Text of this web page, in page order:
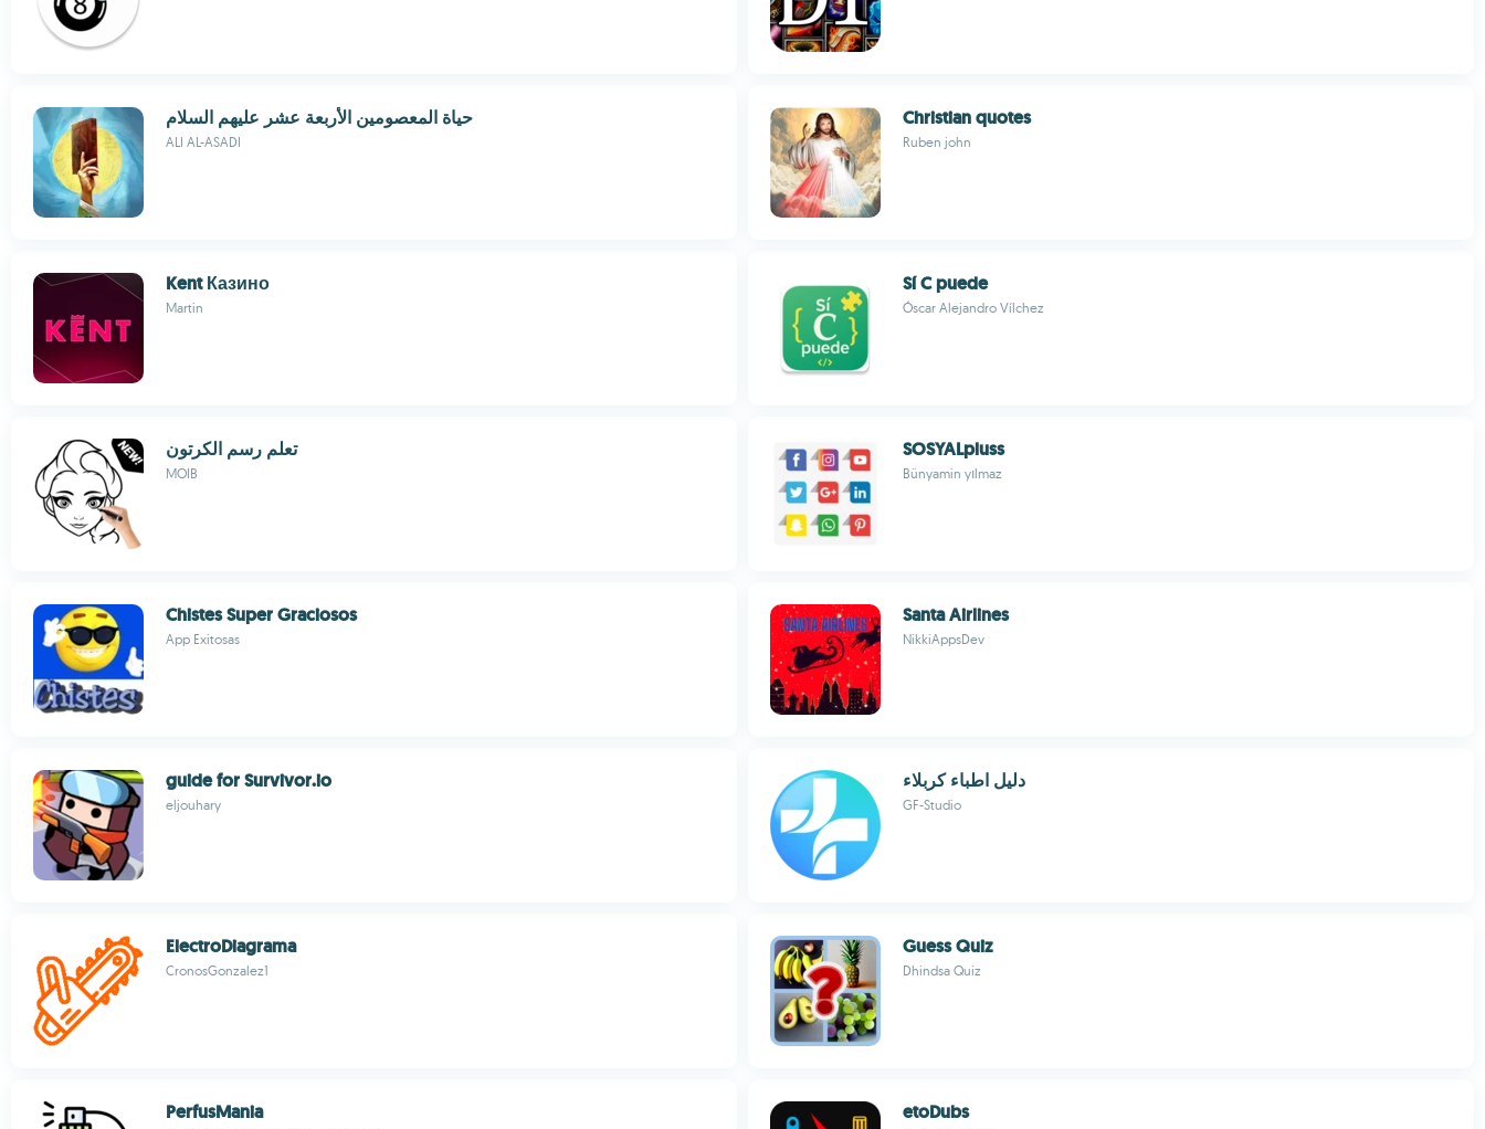
حياة المعصومين الأربعة عشر عليهم السلام
ALI AL-ASADI
Christian quotes
Ruben john
Kent Казино
Martin
Sí C puede
Óscar Alejandro Vílchez
تعلم رسم الكرتون
MOIB
SOSYALpluss
Bünyamin yılmaz
Chistes Super Graciosos
App Exitosas
Santa Airlines
NikkiAppsDev
guide for Survivor.io
eljouhary
دليل اطباء كربلاء
GF-Studio
ElectroDiagrama
CronosGonzalez1
Guess Quiz
Dhindsa Quiz
PerfusMania etoDubs